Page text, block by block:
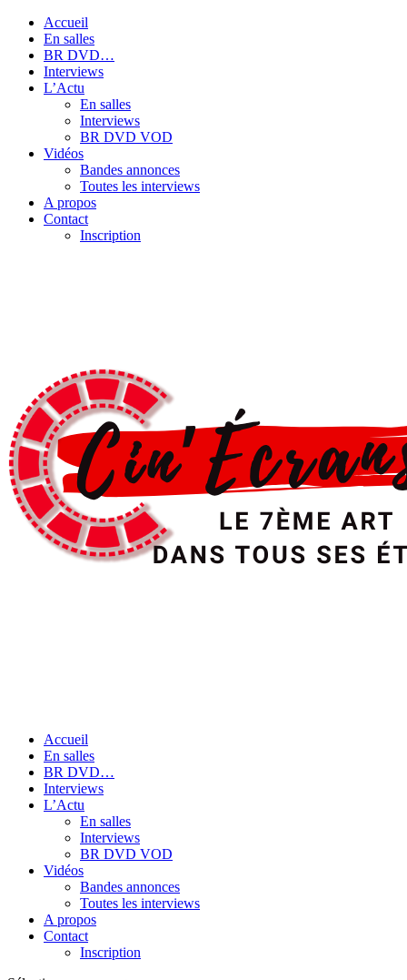
Accueil
En salles
BR DVD…
Interviews
L’Actu
En salles
Interviews
BR DVD VOD
Vidéos
Bandes annonces
Toutes les interviews
A propos
Contact
Inscription
Accueil
En salles
BR DVD…
Interviews
L’Actu
En salles
Interviews
BR DVD VOD
Vidéos
Bandes annonces
Toutes les interviews
A propos
Contact
Inscription